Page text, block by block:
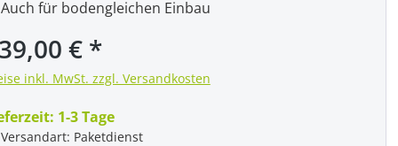
Preis:
€
inkl. MwSt. zzgl. Versandkosten
1-3 Tage
Versandart: Paketdienst
Auch für bodengleichen Einbau